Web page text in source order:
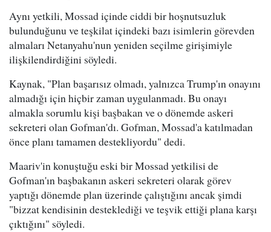
Aynı yetkili, Mossad içinde ciddi bir hoşnutsuzluk
bulunduğunu ve teşkilat içindeki bazı isimlerin görevden
almaları Netanyahu'nun yeniden seçilme girişimiyle
ilişkilendirdiğini söyledi.
Kaynak, "Plan başarısız olmadı, yalnızca Trump'ın onayını
almadığı için hiçbir zaman uygulanmadı. Bu onayı
almakla sorumlu kişi başbakan ve o dönemde askeri
sekreteri olan Gofman'dı. Gofman, Mossad'a katılmadan
önce planı tamamen destekliyordu" dedi.
Maariv'in konuştuğu eski bir Mossad yetkilisi de
Gofman'ın başbakanın askeri sekreteri olarak görev
yaptığı dönemde plan üzerinde çalıştığını ancak şimdi
"bizzat kendisinin desteklediği ve teşvik ettiği plana karşı
çıktığını" söyledi.